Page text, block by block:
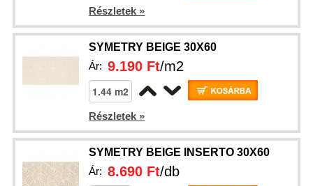
Részletek »
SYMETRY BEIGE 30X60
Ár:9.190 Ft/m2
Részletek »
SYMETRY BEIGE INSERTO 30X60
Ár:8.690 Ft/db